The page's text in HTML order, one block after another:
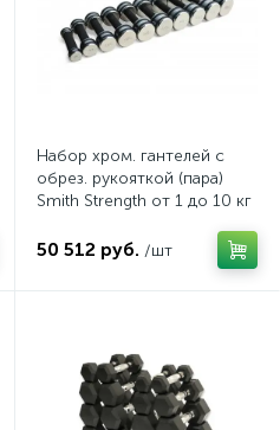
Набор хром. гантелей с
обрез. рукояткой (пара)
Smith Strength от 1 до 10 кг
50 512 руб. /шт